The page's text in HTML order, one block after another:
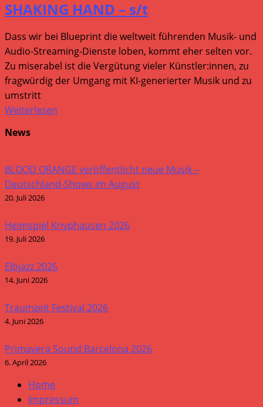
SHAKING HAND – s/t
Dass wir bei Blueprint die weltweit führenden Musik- und
Audio-Streaming-Dienste loben, kommt eher selten vor.
Zu miserabel ist die Vergütung vieler Künstler:innen, zu
fragwürdig der Umgang mit KI-generierter Musik und zu
umstritt
Weiterlesen
News
BLOOD ORANGE veröffentlicht neue Musik –
Deutschland-Shows im August
20. Juli 2026
Heimspiel Knyphausen 2026
19. Juli 2026
Elbjazz 2026
14. Juni 2026
Traumzeit Festival 2026
4. Juni 2026
Primavera Sound Barcelona 2026
6. April 2026
Home
Impressum